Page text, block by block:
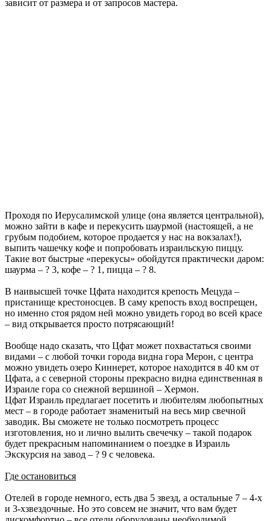
зависит от размера и от запросов мастера.
Проходя по Иерусалимской улице (она является центральной),
можно зайти в кафе и перекусить шаурмой (настоящей, а не
грубым подобием, которое продается у нас на вокзалах!),
выпить чашечку кофе и попробовать израильскую пиццу.
Такие вот быстрые «перекусы» обойдутся практически даром:
шаурма – ? 3, кофе – ? 1, пицца – ? 8.
В наивысшей точке Цфата находится крепость Мецуда –
пристанище крестоносцев. В саму крепость вход воспрещен,
но именно стоя рядом ней можно увидеть город во всей красе
– вид открывается просто потрясающий!
Вообще надо сказать, что Цфат может похвастаться своими
видами – с любой точки города видна гора Мерон, с центра
можно увидеть озеро Киннерет, которое находится в 40 км от
Цфата, а с северной стороны прекрасно видна единственная в
Израиле гора со снежной вершиной – Хермон.
Цфат Израиль предлагает посетить и любителям любопытных
мест – в городе работает знаменитый на весь мир свечной
заводик. Вы сможете не только посмотреть процесс
изготовления, но и лично вылить свечечку – такой подарок
будет прекрасным напоминанием о поездке в Израиль
Экскурсия на завод – ? 9 с человека.
Где остановиться
Отелей в городе немного, есть два 5 звезд, а остальные 7 – 4-х
и 3-хзвездочные. Но это совсем не значит, что вам будет